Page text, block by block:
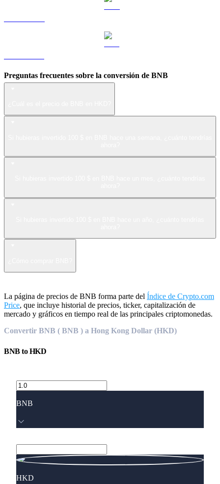
Preguntas frecuentes sobre la conversión de BNB
La página de precios de BNB forma parte del Índice de Crypto.com
Price, que incluye historial de precios, ticker, capitalización de
mercado y gráficos en tiempo real de las principales criptomonedas.
Convertir BNB ( BNB ) a Hong Kong Dollar (HKD)
BNBtoHKD
BNB
HKD